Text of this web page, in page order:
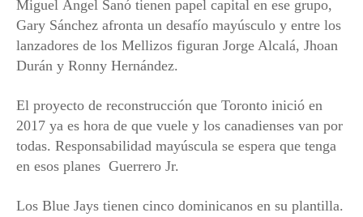
Miguel Ángel Sanó tienen papel capital en ese grupo,
Gary Sánchez afronta un desafío mayúsculo y entre los
lanzadores de los Mellizos figuran Jorge Alcalá, Jhoan
Durán y Ronny Hernández.
El proyecto de reconstrucción que Toronto inició en
2017 ya es hora de que vuele y los canadienses van por
todas. Responsabilidad mayúscula se espera que tenga
en esos planes Guerrero Jr.
Los Blue Jays tienen cinco dominicanos en su plantilla.